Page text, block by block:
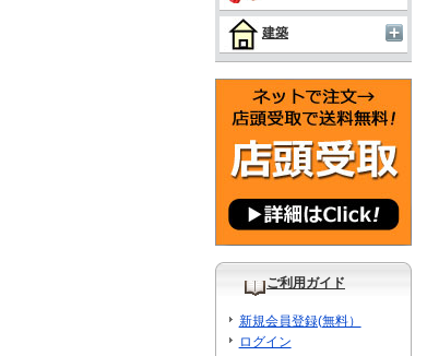
建築
ご利用ガイド
新規会員登録(無料）
ログイン